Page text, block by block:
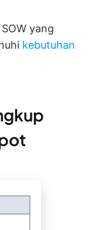
yang
kebutuhan